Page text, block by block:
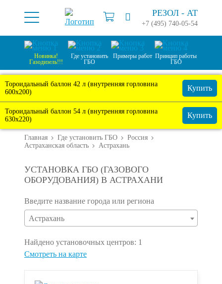
РЕЗОЛ - АТ
+7 (495) 740-05-54
Новинка!
Газодизель!!!
Где установить
ГБО
Примеры работ Принцип работы
ГБО
Тороидальный баллон 42 л (внутренняя горловина
600х200)
Купить
Тороидальный баллон 54 л (внутренняя горловина
630х220)
Купить
Главная Где установить ГБО
Россия
Астраханская область
Астрахань
УСТАНОВКА ГБО (ГАЗОВОГО
ОБОРУДОВАНИЯ) В АСТРАХАНИ
Введите название города или региона
Астрахань
Найдено установочных центров: 1
Смотреть на карте